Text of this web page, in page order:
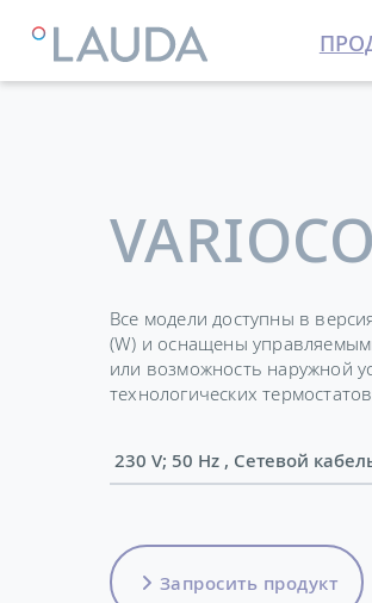
LAUDA Термостатирующие
Все модели доступны в
(W) и оснащены
или возможность наружной
технологических
230 V; 50 Hz ,
Запросить продукт